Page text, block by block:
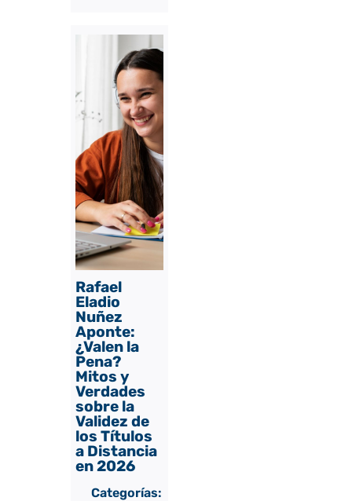
Rafael
Eladio
Nuñez
Aponte:
¿Valen la
Pena?
Mitos y
Verdades
sobre la
Validez de
los Títulos
a Distancia
en 2026
Categorías: